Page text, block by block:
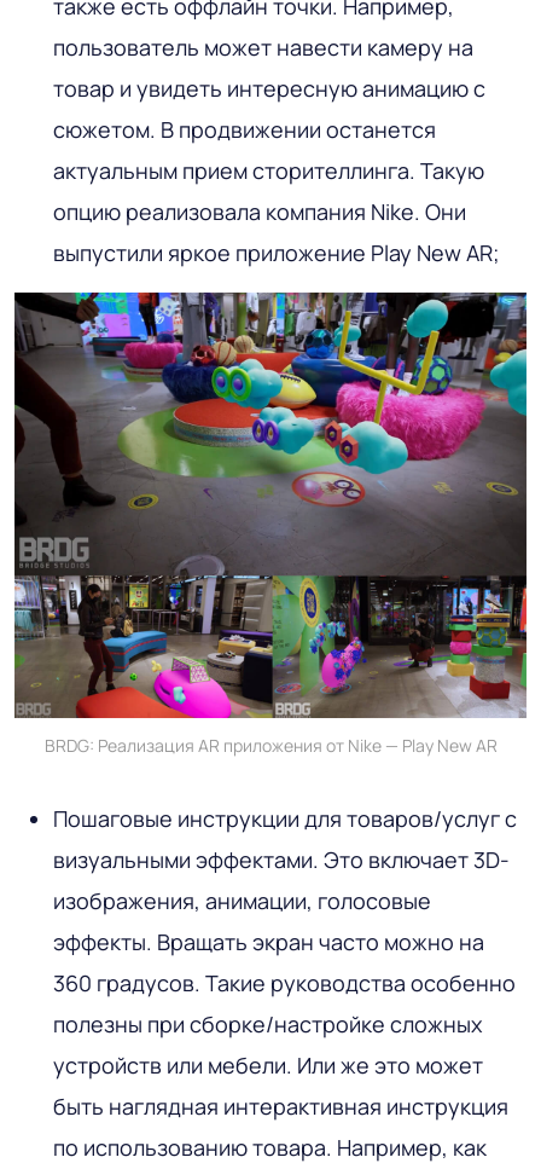
также есть оффлайн точки. Например,
пользователь может навести камеру на
товар и увидеть интересную анимацию с
сюжетом. В продвижении останется
актуальным прием сторителлинга. Такую
опцию реализовала компания Nike. Они
выпустили яркое приложение Play New AR;
BRDG: Реализация AR приложения от Nike — Play New AR
Пошаговые инструкции для товаров/услуг с
визуальными эффектами. Это включает 3D-
изображения, анимации, голосовые
эффекты. Вращать экран часто можно на
360 градусов. Такие руководства особенно
полезны при сборке/настройке сложных
устройств или мебели. Или же это может
быть наглядная интерактивная инструкция
по использованию товара. Например, как